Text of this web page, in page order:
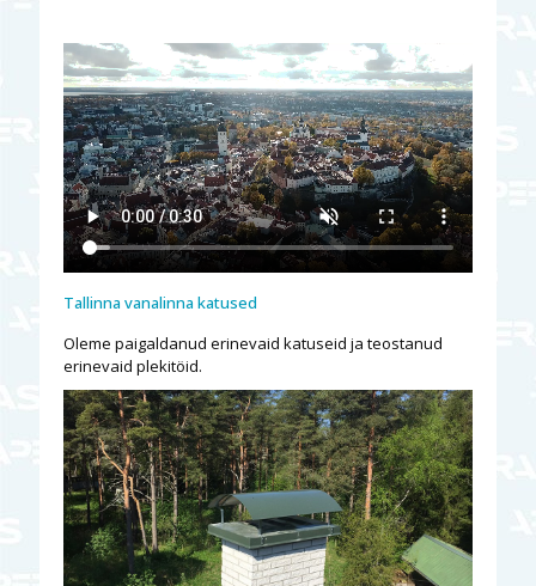
Tallinna vanalinna katused
Oleme paigaldanud erinevaid katuseid ja teostanud
erinevaid plekitöid.